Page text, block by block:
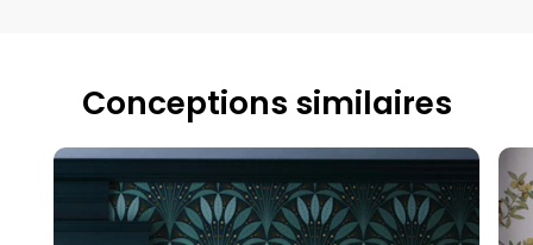
Conceptions similaires